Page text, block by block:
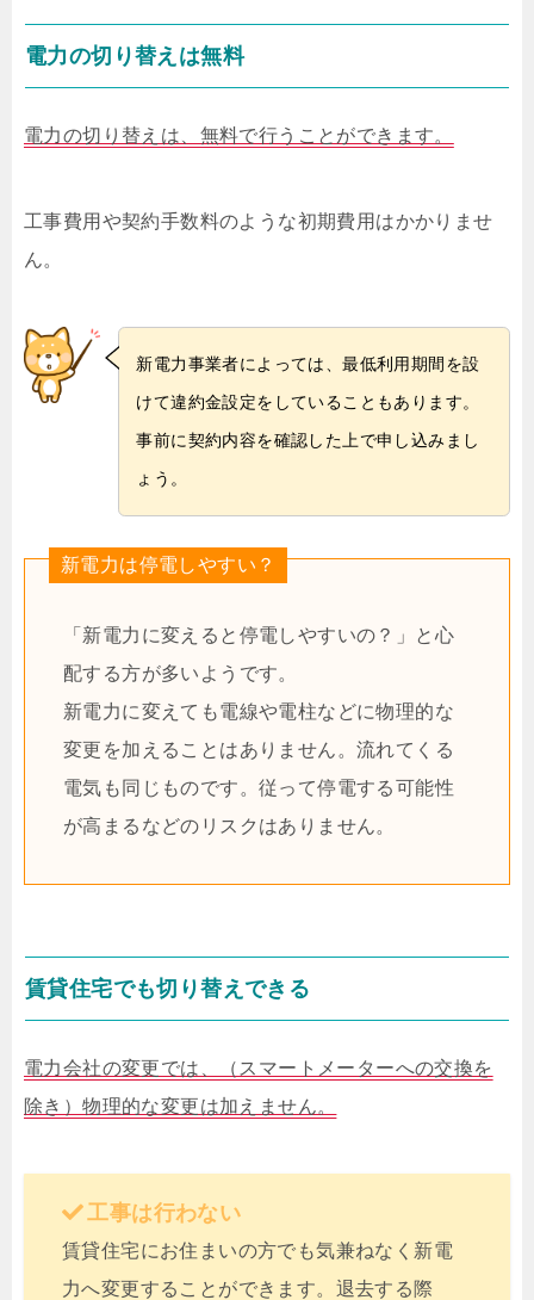
電力の切り替えは無料
電力の切り替えは、無料で行うことができます。
工事費用や契約手数料のような初期費用はかかりませ
ん。
新電力事業者によっては、最低利用期間を設
けて違約金設定をしていることもあります。
事前に契約内容を確認した上で申し込みまし
ょう。
新電力は停電しやすい？
「新電力に変えると停電しやすいの？」と心
配する方が多いようです。
新電力に変えても電線や電柱などに物理的な
変更を加えることはありません。流れてくる
電気も同じものです。従って停電する可能性
が高まるなどのリスクはありません。
賃貸住宅でも切り替えできる
電力会社の変更では、（スマートメーターへの交換を
除き）物理的な変更は加えません。
工事は行わない
賃貸住宅にお住まいの方でも気兼ねなく新電
力へ変更することができます。退去する際